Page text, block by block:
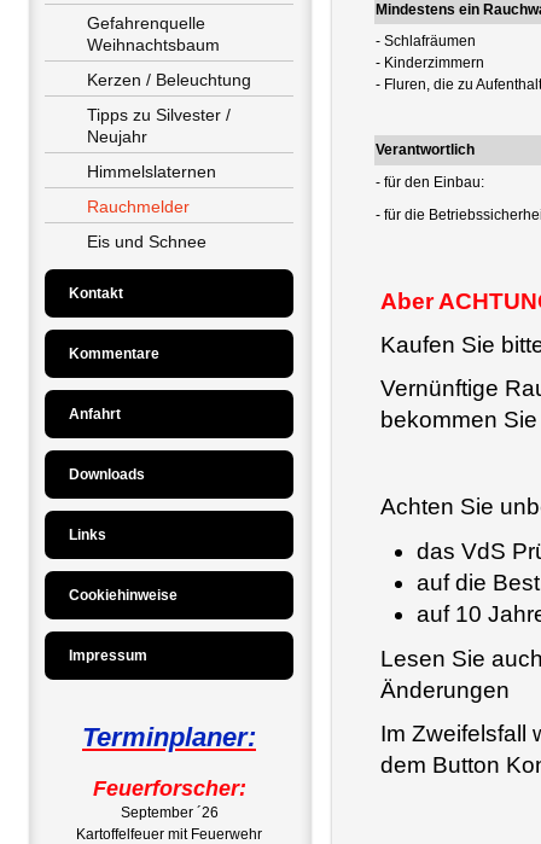
Gefahrenquelle
Weihnachtsbaum
Kerzen / Beleuchtung
Tipps zu Silvester /
Neujahr
Himmelslaternen
Rauchmelder
Eis und Schnee
Kontakt
Kommentare
Anfahrt
Downloads
Links
Cookiehinweise
Impressum
Terminplaner:
Feuerforscher:
September ´26
Kartoffelfeuer mit Feuerwehr
Mindestens ein
- Schlafräumen
- Kinderzimmern
- Fluren, die zu
Verantwortlich
- für den Einbau:
- für die
Aber
Kaufen Sie
Vernünftige
bekommen
Achten Sie
das VdS
auf die
auf 10
Lesen Sie
Änderungen
Im Zweifelsfall
dem Button